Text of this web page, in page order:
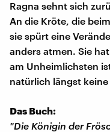
Ragna sehnt sich
An die Kröte, die
sie spürt eine
anders atmen. Sie
am Unheimlichsten
natürlich längst
Das Buch:
"Die Königin der